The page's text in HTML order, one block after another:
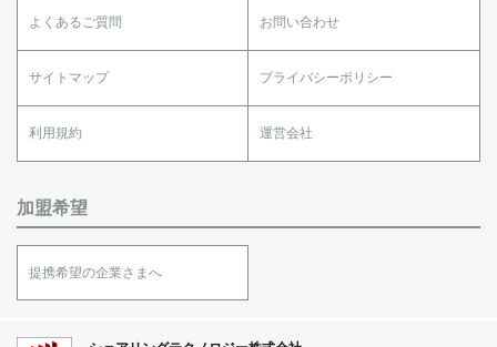
よくあるご質問 お問い合わせ
サイトマップ プライバシーポリシー
利用規約 運営会社
加盟希望
提携希望の企業さまへ